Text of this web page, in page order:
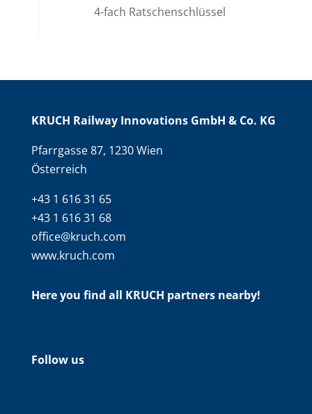
4-fach Ratschenschlüssel
KRUCH Railway Innovations GmbH & Co. KG
Pfarrgasse 87, 1230 Wien
Österreich
+43 1 616 31 65
+43 1 616 31 68
office@kruch.com
www.kruch.com
Here you find all KRUCH partners nearby!
Follow us